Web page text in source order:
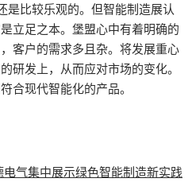
比较乐观的。但智能制造展认
立足之本。堡盟心中有着明确的
客户的需求多且杂。将发展重心
研发上，从而应对市场的变化。
合现代智能化的产品。
气集中展示绿色智能制造新实践